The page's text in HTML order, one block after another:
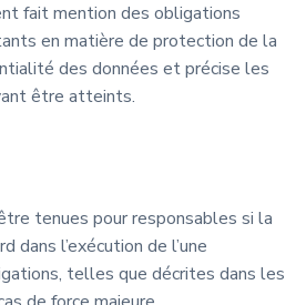
fait mention des obligations
en matière de protection de la
des données et précise les
être atteints.
tenues pour responsables si la
dans l’exécution de l’une
telles que décrites dans les